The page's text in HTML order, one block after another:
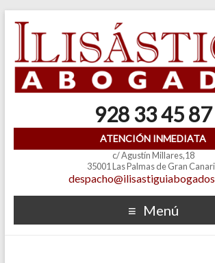
928 33 45 87
ATENCIÓN INMEDIATA
c/ Agustín Millares,18
35001 Las Palmas de Gran
Menú